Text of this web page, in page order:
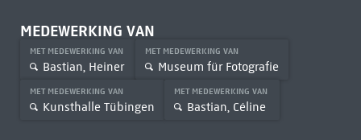
MEDEWERKING VAN
MET MEDEWERKING VAN
Bastian, Heiner
MET MEDEWERKING VAN
Museum für Fotografie
MET MEDEWERKING VAN
Kunsthalle Tübingen
MET MEDEWERKING VAN
Bastian, Céline